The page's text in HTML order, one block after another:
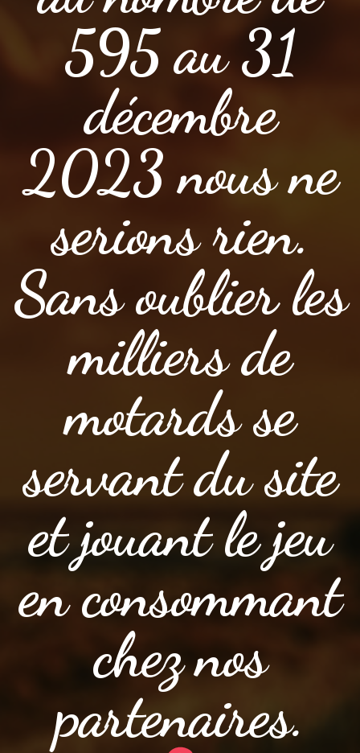
595 au 31
décembre
2023 nous ne
serions rien.
Sans oublier les
milliers de
motards se
servant du site
et jouant le jeu
en consommant
chez nos
partenaires.